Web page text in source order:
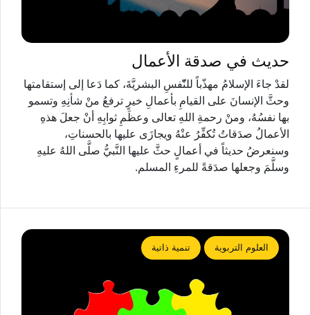
حديث في صدقة الأعمال
لقدْ جاءَ الإسلامُ مهذّباً للنّّفسِ البشريَّةَ، كما دَعا إلى إستقامتها
وحثَّ الإنسانَ على القيامِ بأعمالِ خيرٍ ترفعُ منْ شأنِهِ وتسمو
بها نفسُهُ، ومنْ رحمةِ اللهِ تعالى وعظَمِ ثوابِهِ أنْ جعلَ هذهِ
الأعمالُ صدَقاتُ تُكفِّرُ عنْهُ ويجازَى عليها بالحسناتِ،
وسنعرضُ حديثاً في أعمالٍ حثَّ عليها النَّبيُّ صلَّى اللهُ عليهِ
وسلَّمَ وجعلها صدَقةً للمرءِ المسلم.
العلوم التربوية تنمية ذاتية